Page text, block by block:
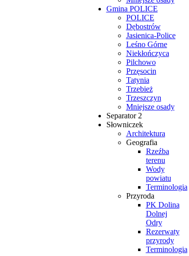
Gmina POLICE
POLICE
Dębostrów
Jasienica-Police
Leśno Górne
Niekłończyca
Pilchowo
Przęsocin
Tatynia
Trzebież
Trzeszczyn
Mniejsze osady
Separator 2
Słowniczek
Architektura
Geografia
Rzeźba
terenu
Wody
powiatu
Terminologia
Przyroda
PK Dolina
Dolnej
Odry
Rezerwaty
przyrody
Terminologia